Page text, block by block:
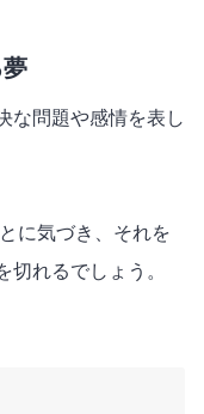
な問題や感情を表し
に気づき、それを
切れるでしょう。